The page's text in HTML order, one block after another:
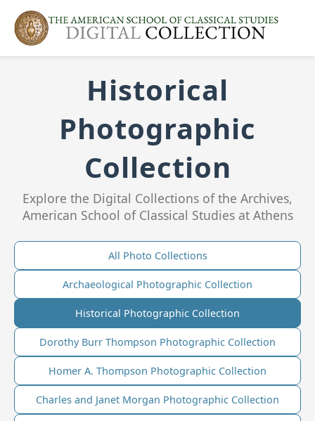
Historical
Photographic
Collection
Explore the Digital Collections of the Archives,
American School of Classical Studies at Athens
All Photo Collections
Archaeological Photographic Collection
Historical Photographic Collection
Dorothy Burr Thompson Photographic Collection
Homer A. Thompson Photographic Collection
Charles and Janet Morgan Photographic Collection